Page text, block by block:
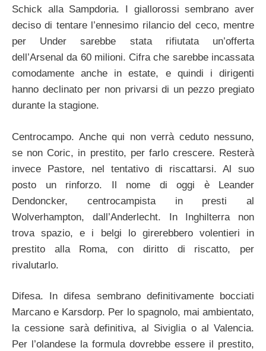
Schick alla Sampdoria. I giallorossi sembrano aver
deciso di tentare l’ennesimo rilancio del ceco, mentre
per Under sarebbe stata rifiutata un’offerta
dell’Arsenal da 60 milioni. Cifra che sarebbe incassata
comodamente anche in estate, e quindi i dirigenti
hanno declinato per non privarsi di un pezzo pregiato
durante la stagione.
Centrocampo. Anche qui non verrà ceduto nessuno,
se non Coric, in prestito, per farlo crescere. Resterà
invece Pastore, nel tentativo di riscattarsi. Al suo
posto un rinforzo. Il nome di oggi è Leander
Dendoncker, centrocampista in presti al
Wolverhampton, dall’Anderlecht. In Inghilterra non
trova spazio, e i belgi lo girerebbero volentieri in
prestito alla Roma, con diritto di riscatto, per
rivalutarlo.
Difesa. In difesa sembrano definitivamente bocciati
Marcano e Karsdorp. Per lo spagnolo, mai ambientato,
la cessione sarà definitiva, al Siviglia o al Valencia.
Per l’olandese la formula dovrebbe essere il prestito,